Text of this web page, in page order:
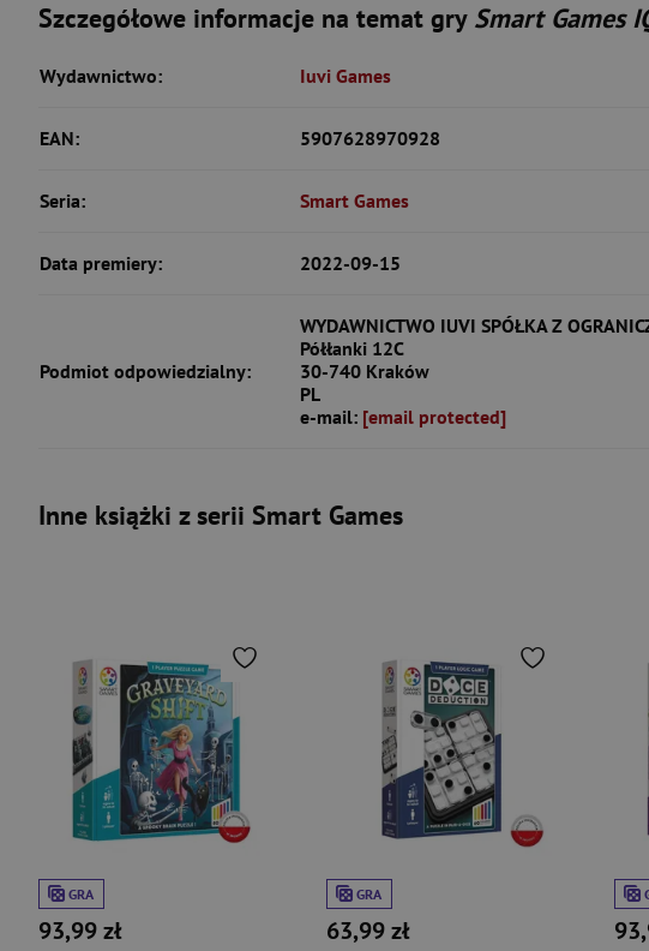
Szczegółowe informacje na temat gry Smart Games
Wydawnictwo: Iuvi Games
EAN: 5907628970928
Seria: Smart Games
Data premiery: 2022-09-15
Podmiot odpowiedzialny:
WYDAWNICTWO IUVI SPÓŁKA Z
Półłanki 12C
30-740 Kraków
PL
e-mail: [email protected]
Inne książki z serii Smart Games
GRA
93,99 zł
GRA
63,99 zł